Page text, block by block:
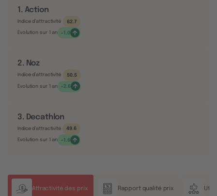
1. Action
Indice d’attractivité 62.7
Evolution sur 1 an +1.0
2. Noz
Indice d’attractivité 50.5
Evolution sur 1 an +2.6
3. Decathlon
Indice d’attractivité 49.6
Evolution sur 1 an +1.6
Attractivité des prix Rapport qualité prix